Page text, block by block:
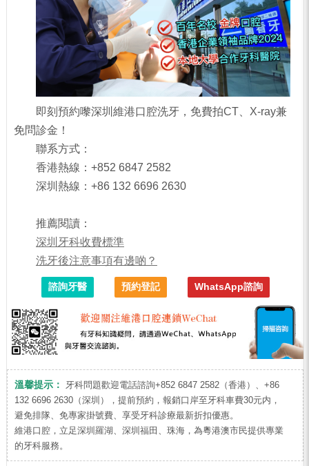
即刻預約嚟深圳維港口腔洗牙，免費拍CT、X-ray兼
免問診金！
聯系方式：
香港熱線：+852 6847 2582
深圳熱線：+86 132 6696 2630
推薦閱讀：
深圳牙科收費標準
洗牙後注意事項有邊啲？
諮詢牙醫 預約登記 WhatsApp諮詢
溫馨提示：
牙科問題歡迎電話諮詢+852 6847 2582（香港）、+86
132 6696 2630（深圳），提前預約，報銷口岸至牙科車費30元内，
避免排隊、免專家掛號費、享受牙科診療最新折扣優惠。
維港口腔，立足深圳羅湖、深圳福田、珠海，為粵港澳市民提供專業
的牙科服務。